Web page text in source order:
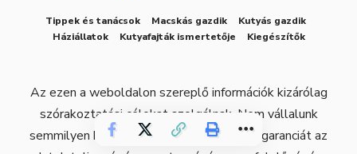
Tippek és tanácsok Macskás gazdik
Kutyás gazdik
Háziállatok
Kutyafajták ismertetője Kiegészítők
Az ezen a weboldalon szereplő információk kizárólag
szórakoztatási célokat szolgálnak. Nem vállalunk
semmilyen kifejezett vagy hallgatólagos garanciát az